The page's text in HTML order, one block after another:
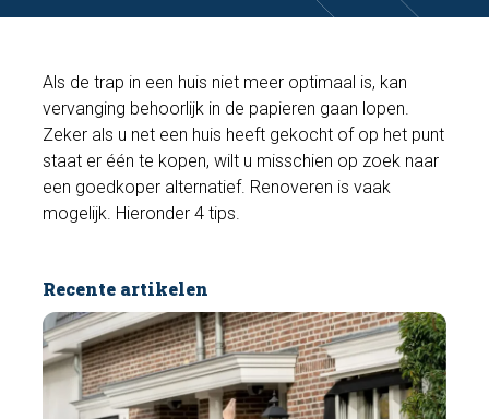
Bel nu
Als de trap in een huis niet meer optimaal is, kan
vervanging behoorlijk in de papieren gaan lopen.
Zeker als u net een huis heeft gekocht of op het punt
staat er één te kopen, wilt u misschien op zoek naar
een goedkoper alternatief. Renoveren is vaak
mogelijk. Hieronder 4 tips.
Recente artikelen